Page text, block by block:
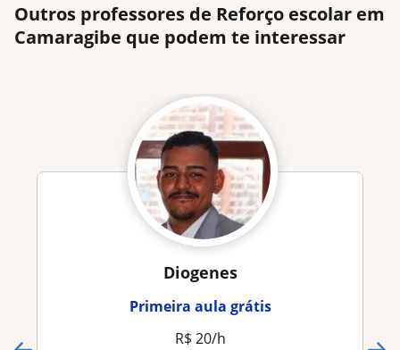
Outros professores de Reforço escolar em
Camaragibe que podem te interessar
Diogenes
Primeira aula grátis
R$ 20/h